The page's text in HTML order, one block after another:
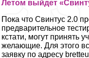
Летом выйдет
Пока что Свинтус 2.0
предварительное
кстати, могут принять
желающие. Для этого
заявку по адресу